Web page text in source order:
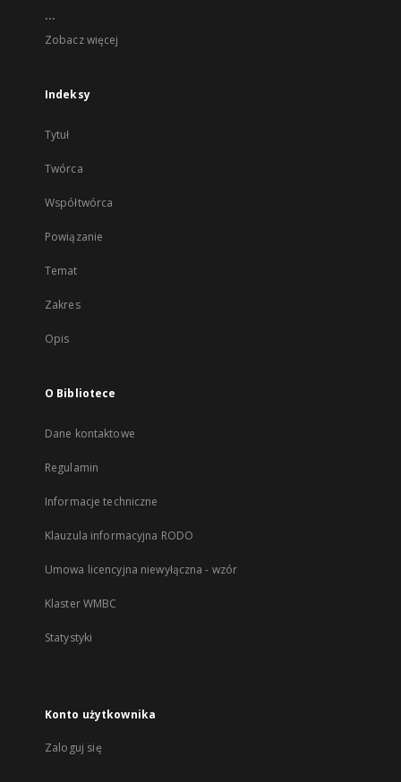
...
Zobacz więcej
Indeksy
Tytuł
Twórca
Współtwórca
Powiązanie
Temat
Zakres
Opis
O Bibliotece
Dane kontaktowe
Regulamin
Informacje techniczne
Klauzula informacyjna RODO
Umowa licencyjna niewyłączna - wzór
Klaster WMBC
Statystyki
Konto użytkownika
Zaloguj się